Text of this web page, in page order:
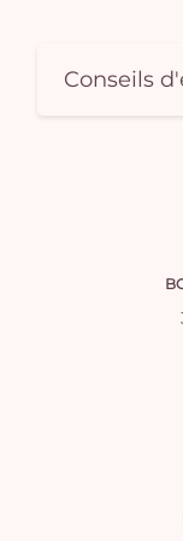
Conseils